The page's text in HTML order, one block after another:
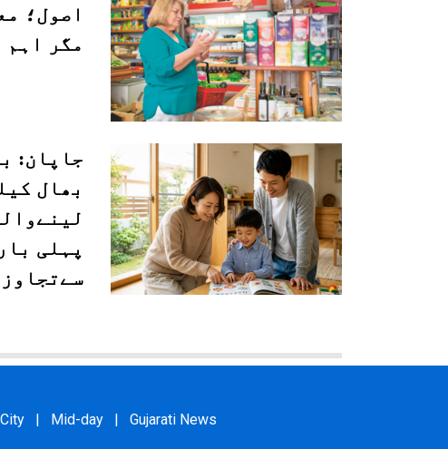
اصول؛
مگر اہم
جاپان:
بھال
سےتجاوز
Mid-day Gujarati News